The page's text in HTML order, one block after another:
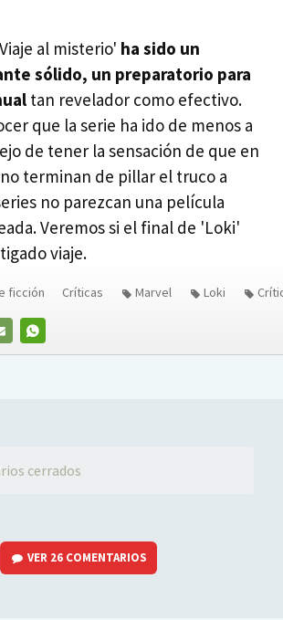
al misterio' ha sido un
sólido, un preparatorio para
tan revelador como efectivo.
que la serie ha ido de menos a
de tener la sensación de que en
terminan de pillar el truco a
no parezcan una película
Veremos si el final de 'Loki'
viaje.
WHATSAPP
ficción Críticas Marvel Loki
cerrados
VER 26 COMENTARIOS